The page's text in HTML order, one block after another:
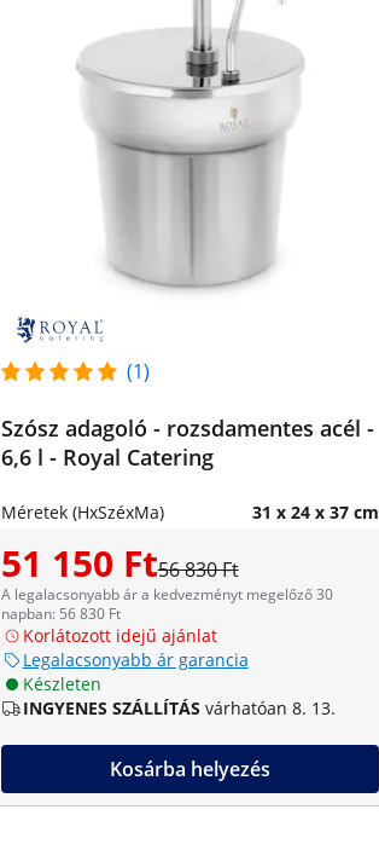
(1)
Szósz adagoló - rozsdamentes acél -
6,6 l - Royal Catering
Méretek (HxSzéxMa) 31 x 24 x 37 cm
51 150 Ft56 830 Ft
A legalacsonyabb ár a kedvezményt megelőző 30
napban: 56 830 Ft
Korlátozott idejű ajánlat
Legalacsonyabb ár garancia
Készleten
INGYENES SZÁLLÍTÁS várhatóan 8. 13.
Kosárba helyezés